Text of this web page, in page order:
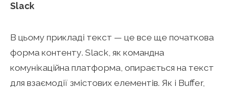
Slack
В цьому прикладі текст — це все ще початкова
форма контенту. Slack, як командна
комунікаційна платформа, опирається на текст
для взаємодії змістових елементів. Як і Buffer,